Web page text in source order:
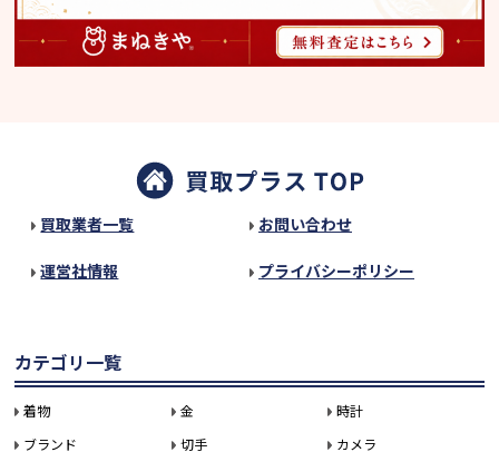
買取業者一覧 お問い合わせ
運営社情報 プライバシーポリシー
カテゴリ一覧
着物 金
時計
ブランド
切手
カメラ